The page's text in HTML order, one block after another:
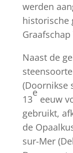
werden
historische
Naast de
(Doornikse
13
e
eeuw
gebruikt,
de
sur-Mer